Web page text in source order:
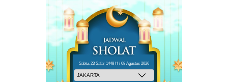
Sabtu, 23 Safar 1448 H / 08 Agustus 2026